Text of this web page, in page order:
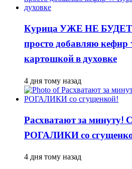
Курица УЖЕ НЕ
просто добавляю
картошкой в духовке
4 дня тому назад
Расхватают за минуту!
РОГАЛИКИ со
4 дня тому назад